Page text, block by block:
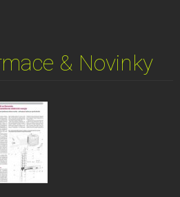
& Novinky